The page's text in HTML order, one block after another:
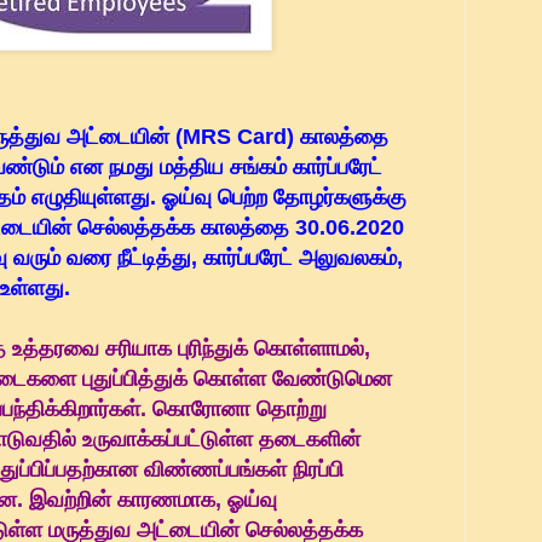
அட்டையின் (MRS Card) காலத்தை
என நமது மத்திய சங்கம் கார்ப்பரேட்
எழுதியுள்ளது. ஓய்வு பெற்ற தோழர்களுக்கு
செல்லத்தக்க காலத்தை 30.06.2020
வரை நீட்டித்து, கார்ப்பரேட் அலுவலகம்,
சரியாக புரிந்துக் கொள்ளாமல்,
புதுப்பித்துக் கொள்ள வேண்டுமென
கொரோனா தொற்று
உருவாக்கப்பட்டுள்ள தடைகளின்
விண்ணப்பங்கள் நிரப்பி
இவற்றின் காரணமாக, ஓய்வு
மருத்துவ அட்டையின் செல்லத்தக்க